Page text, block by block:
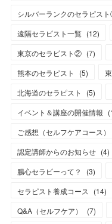
シルバーランクのセラピス
遠隔セラピスト一覧 (12)
東京のセラピスト② (7)
熊本のセラピスト
(5)
北海道のセラピスト
(5)
イベント＆講座の開催情報 (
ご感想（セルフケアコース）
認定講師からのお知らせ (4)
腸心セラピーって？
(3)
セラピスト養成コース
(14)
Q&A（セルフケア）
(7)